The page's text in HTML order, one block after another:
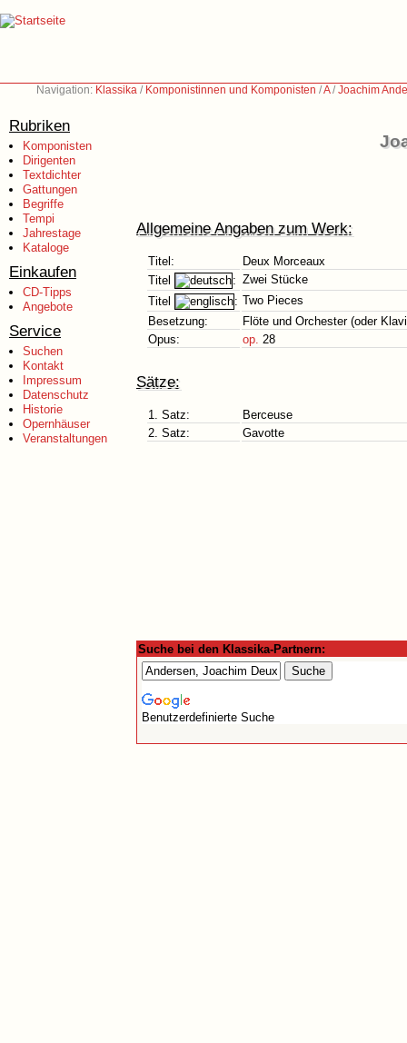
Navigation: Klassika / Komponistinnen und Komponisten /A/Joachim
Rubriken
Komponisten
Dirigenten
Textdichter
Gattungen
Begriffe
Tempi
Jahrestage
Kataloge
Einkaufen
CD-Tipps
Angebote
Service
Suchen
Kontakt
Impressum
Datenschutz
Historie
Opernhäuser
Veranstaltungen
Allgemeine Angaben zum Werk:
Titel:
Deux Morceaux
Titel
: Zwei Stücke
Titel
: Two Pieces
Besetzung:
Flöte und Orchester (oder
Opus:
op. 28
Sätze:
1. Satz:
Berceuse
2. Satz:
Gavotte
Suche bei den Klassika-Partnern:
Benutzerdefinierte Suche